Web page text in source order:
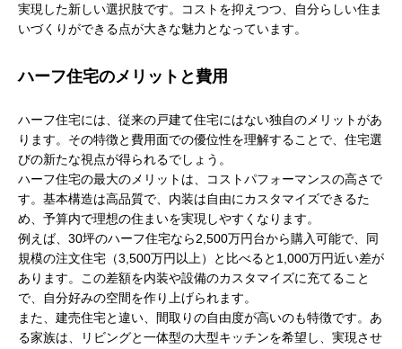
実現した新しい選択肢です。コストを抑えつつ、自分らしい住ま
いづくりができる点が大きな魅力となっています。
ハーフ住宅のメリットと費用
ハーフ住宅には、従来の戸建て住宅にはない独自のメリットがあ
ります。その特徴と費用面での優位性を理解することで、住宅選
びの新たな視点が得られるでしょう。
ハーフ住宅の最大のメリットは、コストパフォーマンスの高さで
す。基本構造は高品質で、内装は自由にカスタマイズできるた
め、予算内で理想の住まいを実現しやすくなります。
例えば、30坪のハーフ住宅なら2,500万円台から購入可能で、同
規模の注文住宅（3,500万円以上）と比べると1,000万円近い差が
あります。この差額を内装や設備のカスタマイズに充てること
で、自分好みの空間を作り上げられます。
また、建売住宅と違い、間取りの自由度が高いのも特徴です。あ
る家族は、リビングと一体型の大型キッチンを希望し、実現させ